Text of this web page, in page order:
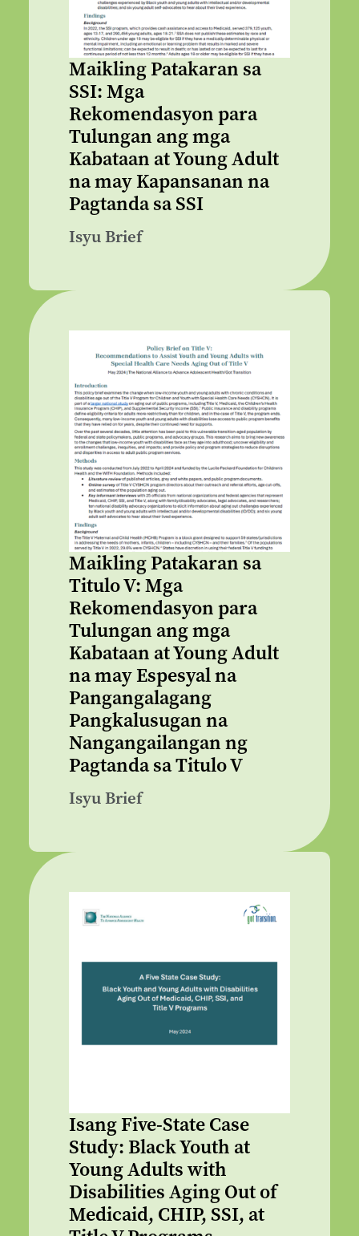
Maikling Patakaran sa
SSI: Mga
Rekomendasyon para
Tulungan ang mga
Kabataan at Young Adult
na may Kapansanan na
Pagtanda sa SSI
Isyu Brief
Maikling Patakaran sa
Titulo V: Mga
Rekomendasyon para
Tulungan ang mga
Kabataan at Young Adult
na may Espesyal na
Pangangalagang
Pangkalusugan na
Nangangailangan ng
Pagtanda sa Titulo V
Isyu Brief
Isang Five-State Case
Study: Black Youth at
Young Adults with
Disabilities Aging Out of
Medicaid, CHIP, SSI, at